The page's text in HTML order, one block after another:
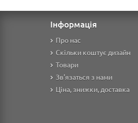
Інформація
Про нас
Скільки коштує дизайн
Товари
Зв'язаться з нами
Ціна, знижки, доставка